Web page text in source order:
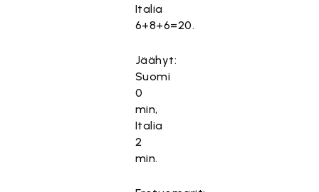
Italia
6+8+6=20.
Jäähyt:
Suomi
0
min,
Italia
2
min.